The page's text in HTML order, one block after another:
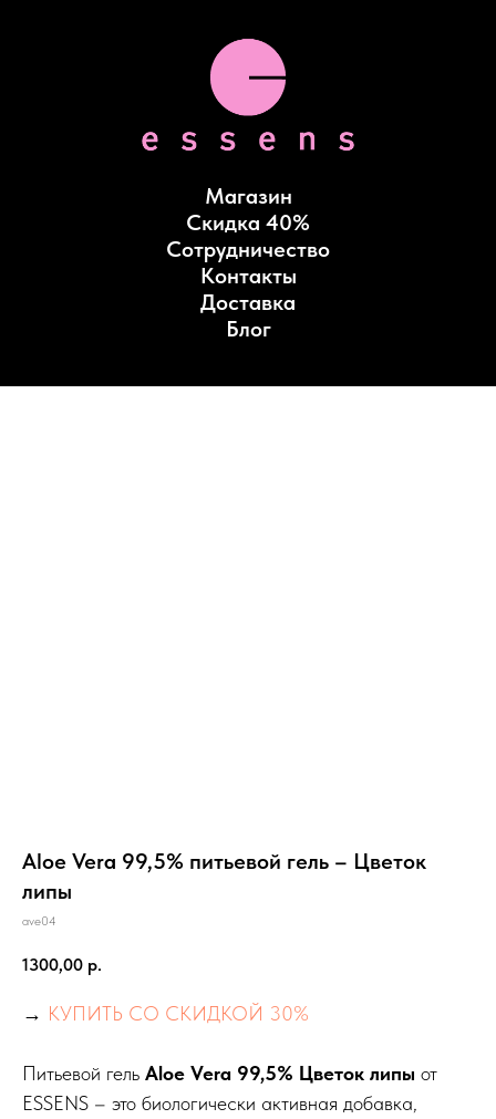
Магазин
Скидка 40%
Сотрудничество
Контакты
Доставка
Блог
Aloe Vera 99,5% питьевой гель – Цветок
липы
ave04
1300,00 р.
→ КУПИТЬ СО СКИДКОЙ 30%
Питьевой гель Aloe Vera 99,5% Цветок липы от
ESSENS – это биологически активная добавка,